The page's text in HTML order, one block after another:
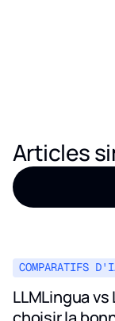
Articles
COMPARATIFS
LLMLingua vs